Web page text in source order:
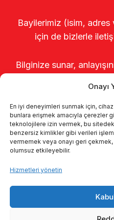
Onayı
En iyi deneyimleri sunmak için,
bunlara erişmek amacıyla çerezler
teknolojilere izin vermek, bu sitedeki
benzersiz kimlikler gibi verileri
vermemek veya onayı geri
olumsuz etkileyebilir.
Hizmetleri yönetin
Bayilerimiz (isim,
için de bizlerle
Bilginize sunar,
Kalite